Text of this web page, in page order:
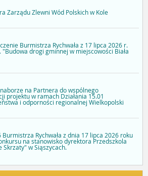
Zarządu Zlewni Wód Polskich w Kole
Burmistrza Rychwała z 17 lipca 2026 r.
drogi gminnej w miejscowości Biała
na Partnera do wspólnego
projektu w ramach Działania 15.01
i odporności regionalnej Wielkopolski
Rychwała z dnia 17 lipca 2026 roku
na stanowisko dyrektora Przedszkola
Skrzaty" w Siąszycach.